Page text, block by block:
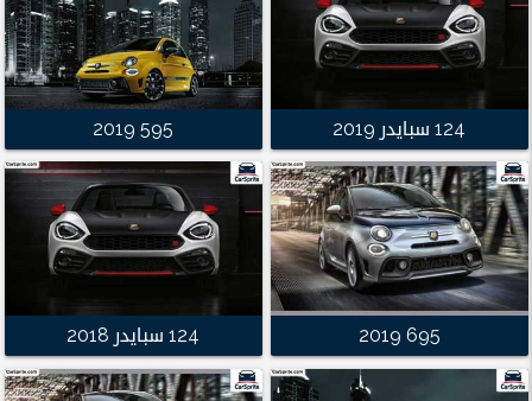
124 سبايدر 2019 595 2019
695 2019 124 سبايدر 2018